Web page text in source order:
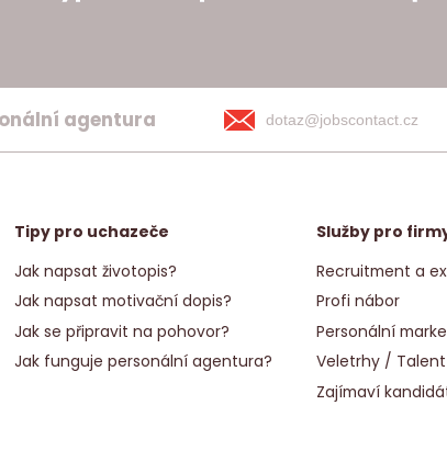
agentura dotaz@jobscontact.cz
Tipy pro uchazeče
Jak napsat životopis?
Jak napsat motivační dopis?
Jak se připravit na pohovor?
Jak funguje personální agentura?
Služby pro
Recruitment a
Profi nábor
Personální
Veletrhy / Talent
Zajímaví